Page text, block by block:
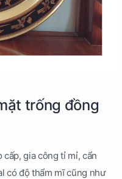
trống đồng
gia công tỉ mỉ, cẩn
có độ thẩm mĩ cũng như